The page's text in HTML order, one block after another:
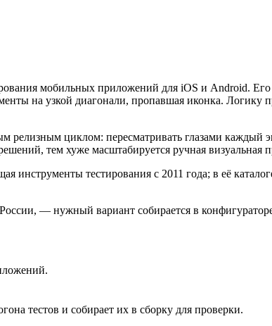
мобильных приложений для iOS и Android.
на узкой диагонали, пропавшая иконка.
циклом: пересматривать глазами каждый
тем хуже масштабируется ручная визуальная
инструменты тестирования с 2011 года; в её
— нужный вариант собирается в
тестов и собирает их в сборку для проверки.